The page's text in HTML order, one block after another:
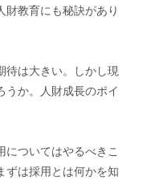
財教育にも秘訣があり
は大きい。しかし現
うか。人財成長のポイ
ついてはやるべきこ
ずは採用とは何かを知